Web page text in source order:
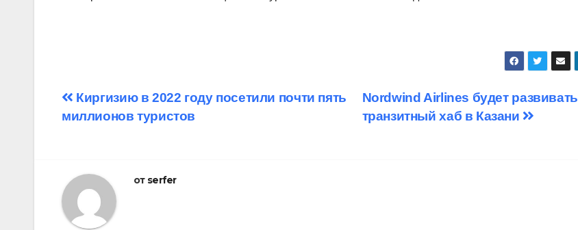
Навигация
Nordwind Airlines будет развивать
транзитный хаб в Казани
Киргизию в 2022 году посетили почти пять
миллионов туристов
от serfer